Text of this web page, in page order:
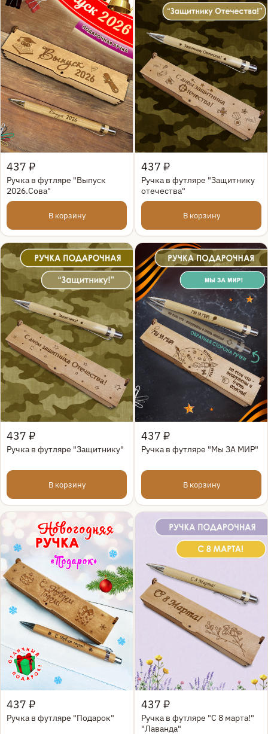
Быстрый просмотр
437 ₽
Ручка в футляре "Выпуск
2026.Сова"
В корзину
Быстрый просмотр
437 ₽
Ручка в футляре "Защитнику
отечества"
В корзину
Быстрый просмотр
437 ₽
Ручка в футляре "Защитнику"
В корзину
Быстрый просмотр
437 ₽
Ручка в футляре "Мы ЗА МИР"
В корзину
Быстрый просмотр
437 ₽
Ручка в футляре "Подарок"
Быстрый просмотр
437 ₽
Ручка в футляре "С 8 марта!"
"Лаванда"